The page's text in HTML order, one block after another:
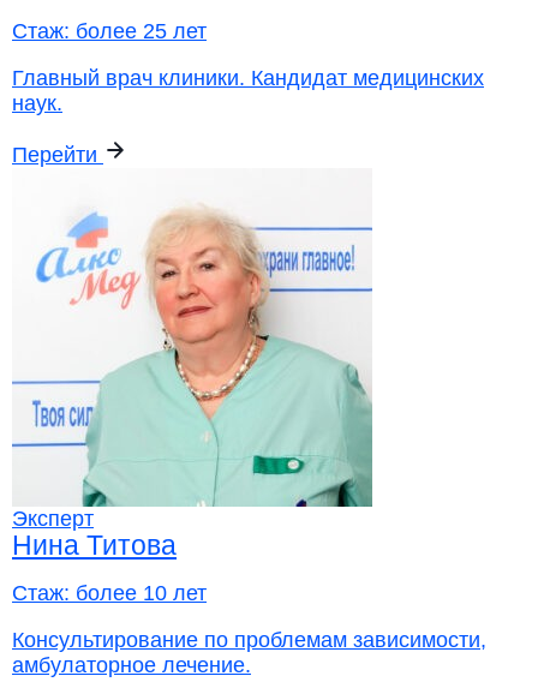
Стаж: более 25 лет
Главный врач клиники. Кандидат медицинских
наук.
Перейти
Эксперт
Нина Титова
Стаж: более 10 лет
Консультирование по проблемам зависимости,
амбулаторное лечение.